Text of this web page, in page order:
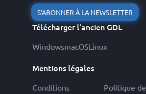
S'ABONNER À LA NEWSLETTER
Télécharger l'ancien GDL
WindowsmacOSLinux
Mentions légales
Conditions Politique de